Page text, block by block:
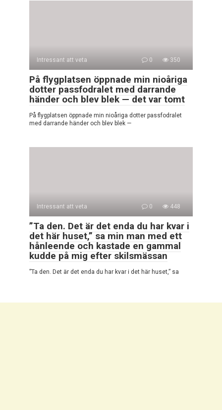
Intressant att veta 0 350
På flygplatsen öppnade min nioåriga
dotter passfodralet med darrande
händer och blev blek — det var tomt
På flygplatsen öppnade min nioåriga dotter passfodralet
med darrande händer och blev blek —
Intressant att veta 0 448
”Ta den. Det är det enda du har kvar i
det här huset,” sa min man med ett
hånleende och kastade en gammal
kudde på mig efter skilsmässan
”Ta den. Det är det enda du har kvar i det här huset,” sa